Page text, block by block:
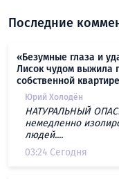
Последние
«Безумные глаза и
Лисок чудом выжила
собственной квартире
Юрий Холодён
НАТУРАЛЬНЫЙ
немедленно
людей....
03:24 Сегодня